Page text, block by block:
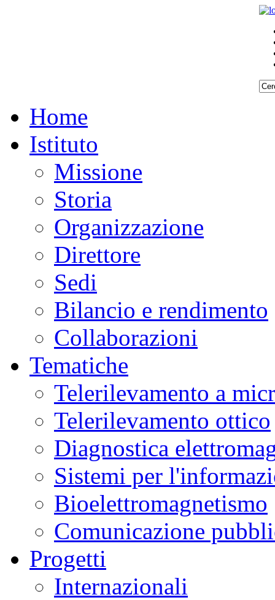
Home
Istituto
Missione
Storia
Organizzazione
Direttore
Sedi
Bilancio e rendimento
Collaborazioni
Tematiche
Telerilevamento a
Telerilevamento ottico
Diagnostica
Sistemi per
Bioelettromagnetismo
Comunicazione
Progetti
Internazionali